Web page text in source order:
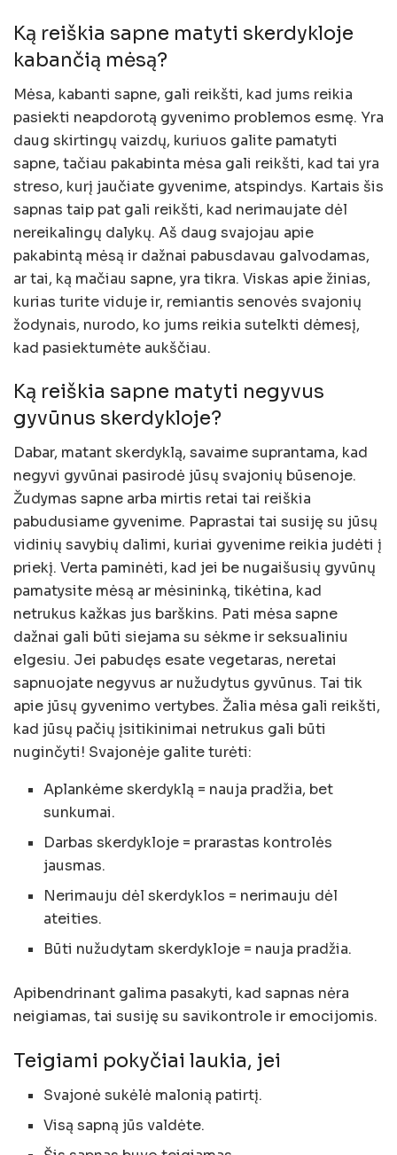
Ką reiškia sapne matyti skerdykloje
kabančią mėsą?
Mėsa, kabanti sapne, gali reikšti, kad jums reikia
pasiekti neapdorotą gyvenimo problemos esmę. Yra
daug skirtingų vaizdų, kuriuos galite pamatyti
sapne, tačiau pakabinta mėsa gali reikšti, kad tai yra
streso, kurį jaučiate gyvenime, atspindys. Kartais šis
sapnas taip pat gali reikšti, kad nerimaujate dėl
nereikalingų dalykų. Aš daug svajojau apie
pakabintą mėsą ir dažnai pabusdavau galvodamas,
ar tai, ką mačiau sapne, yra tikra. Viskas apie žinias,
kurias turite viduje ir, remiantis senovės svajonių
žodynais, nurodo, ko jums reikia sutelkti dėmesį,
kad pasiektumėte aukščiau.
Ką reiškia sapne matyti negyvus
gyvūnus skerdykloje?
Dabar, matant skerdyklą, savaime suprantama, kad
negyvi gyvūnai pasirodė jūsų svajonių būsenoje.
Žudymas sapne arba mirtis retai tai reiškia
pabudusiame gyvenime. Paprastai tai susiję su jūsų
vidinių savybių dalimi, kuriai gyvenime reikia judėti į
priekį. Verta paminėti, kad jei be nugaišusių gyvūnų
pamatysite mėsą ar mėsininką, tikėtina, kad
netrukus kažkas jus barškins. Pati mėsa sapne
dažnai gali būti siejama su sėkme ir seksualiniu
elgesiu. Jei pabudęs esate vegetaras, neretai
sapnuojate negyvus ar nužudytus gyvūnus. Tai tik
apie jūsų gyvenimo vertybes. Žalia mėsa gali reikšti,
kad jūsų pačių įsitikinimai netrukus gali būti
nuginčyti! Svajonėje galite turėti:
Aplankėme skerdyklą = nauja pradžia, bet
sunkumai.
Darbas skerdykloje = prarastas kontrolės
jausmas.
Nerimauju dėl skerdyklos = nerimauju dėl
ateities.
Būti nužudytam skerdykloje = nauja pradžia.
Apibendrinant galima pasakyti, kad sapnas nėra
neigiamas, tai susiję su savikontrole ir emocijomis.
Teigiami pokyčiai laukia, jei
Svajonė sukėlė malonią patirtį.
Visą sapną jūs valdėte.